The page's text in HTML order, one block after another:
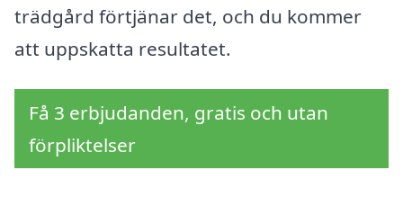
trädgård förtjänar det, och du kommer
att uppskatta resultatet.
Få 3 erbjudanden, gratis och utan
förpliktelser